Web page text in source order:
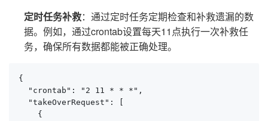
定时任务补救：通过定时任务定期检查和补救遗漏的数
据。例如，通过crontab设置每天11点执行一次补救任
务，确保所有数据都能被正确处理。
{
  "crontab": "2 11 * * *",
  "takeOverRequest": [
    {